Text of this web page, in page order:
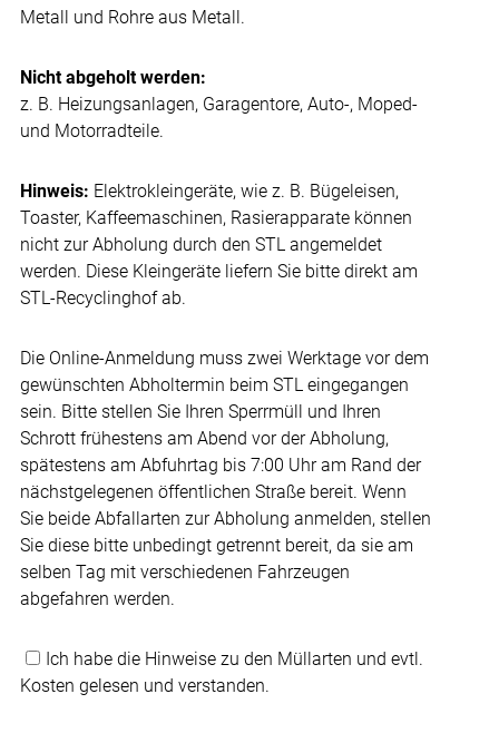
Metall und Rohre aus Metall.
Nicht abgeholt werden:
z. B. Heizungsanlagen, Garagentore, Auto-, Moped-
und Motorradteile.
Hinweis: Elektrokleingeräte, wie z. B. Bügeleisen,
Toaster, Kaffeemaschinen, Rasierapparate können
nicht zur Abholung durch den STL angemeldet
werden. Diese Kleingeräte liefern Sie bitte direkt am
STL-Recyclinghof ab.
Die Online-Anmeldung muss zwei Werktage vor dem
gewünschten Abholtermin beim STL eingegangen
sein. Bitte stellen Sie Ihren Sperrmüll und Ihren
Schrott frühestens am Abend vor der Abholung,
spätestens am Abfuhrtag bis 7:00 Uhr am Rand der
nächstgelegenen öffentlichen Straße bereit. Wenn
Sie beide Abfallarten zur Abholung anmelden, stellen
Sie diese bitte unbedingt getrennt bereit, da sie am
selben Tag mit verschiedenen Fahrzeugen
abgefahren werden.
Ich habe die Hinweise zu den Müllarten und evtl.
Kosten gelesen und verstanden.